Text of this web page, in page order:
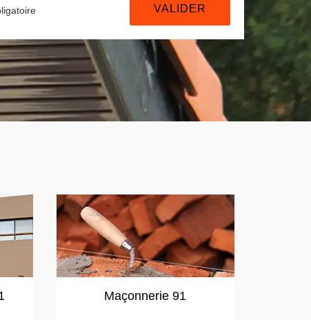
Maçonnerie 91